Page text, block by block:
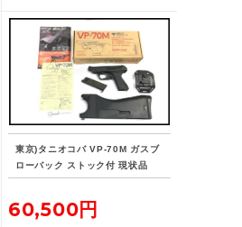
東京)タニオコバ VP-70M ガスブ
ローバック ストック付 現状品
60,500円